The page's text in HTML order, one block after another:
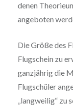
denen
angeboten
Die Größe des
Flugschein zu
ganzjährig die
Flugschüler
„langweilig“ zu